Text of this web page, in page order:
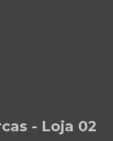
- Loja 02